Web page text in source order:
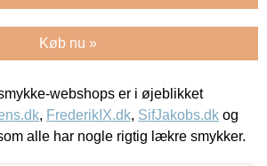
Køb nu »
webshops er i øjeblikket
, FrederikIX.dk, SifJakobs.dk og
alle har nogle rigtig lækre smykker.